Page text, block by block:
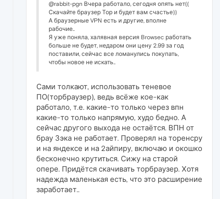
@rabbit-pgn Вчера работало, сегодня опять нет((
Скачайте браузер Тор и будет вам счастье))
А браузерные VPN есть и другие, вполне
рабочие..
Я уже поняла, халявная версия Browsec работать
больше не будет, недаром они цену 2.99 за год
поставили, сейчас все ломанулись покупать,
чтобы новое не искать..
Сами толкают, использовать теневое
ПО(торбраузер), ведь всёже кое-как
работало, т.е. какие-то только через впн
какие-то только напрямую, худо бедно. А
сейчас другого выхода не остаётся. ВПН от
брау Зэка не работает. Проверял на торенсру
и на яндексе и на 2айпиру, включаю и окошко
бесконечно крутиться. Сижу на старой
опере. Придётся скачивать торбраузер. Хотя
надежда маленькая есть, что это расширение
заработает..